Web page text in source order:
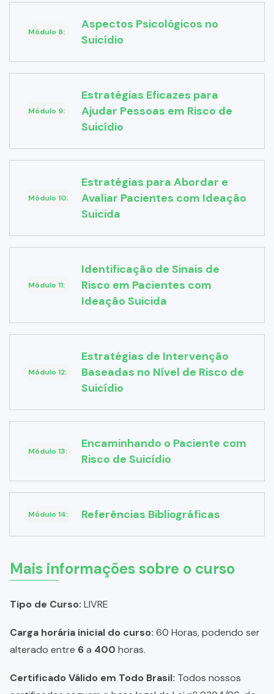
Módulo 8:
Aspectos Psicológicos no
Suicídio
Módulo 9:
Estratégias Eficazes para
Ajudar Pessoas em Risco de
Suicídio
Módulo 10:
Estratégias para Abordar e
Avaliar Pacientes com Ideação
Suicida
Módulo 11:
Identificação de Sinais de
Risco em Pacientes com
Ideação Suicida
Módulo 12:
Estratégias de Intervenção
Baseadas no Nível de Risco de
Suicídio
Módulo 13:
Encaminhando o Paciente com
Risco de Suicídio
Módulo 14: Referências Bibliográficas
Mais informações sobre o curso
Tipo de Curso: LIVRE
Carga horária inicial do curso: 60 Horas, podendo ser
alterado entre 6a 400 horas.
Certificado Válido em Todo Brasil: Todos nossos